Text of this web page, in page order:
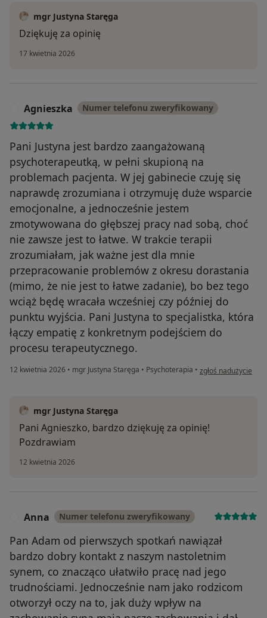
mgr Justyna Staręga
Dziękuję za opinię
17 kwietnia 2026
Agnieszka Numer telefonu zweryfikowany
Pani Justyna jest bardzo zaangażowaną
psychoterapeutką, w pełni skupioną na
problemach pacjenta. W jej gabinecie czuję się
naprawdę zrozumiana i otrzymuję duże wsparcie
emocjonalne, a jednocześnie jestem
zmotywowana do głębszej pracy nad sobą, choć
nie zawsze jest to łatwe. W trakcie terapii
zrozumiałam, jak ważne jest dla mnie
przepracowanie problemów z okresu dorastania
(mimo, że nie jest to łatwe zadanie), bo bez tego
wciąż będę wracała wcześniej czy później do
punktu wyjścia. Pani Justyna to specjalistka, która
łączy empatię z konkretnym podejściem do
procesu terapeutycznego.
12 kwietnia 2026 • mgr Justyna Staręga • Psychoterapia • w opinii
zgłoś nadużycie
mgr Justyna Staręga
Pani Agnieszko, bardzo dziękuję za opinię!
Pozdrawiam
12 kwietnia 2026
Anna Numer telefonu zweryfikowany
Pan Adam od pierwszych spotkań nawiązał
bardzo dobry kontakt z naszym nastoletnim
synem, co znacząco ułatwiło pracę nad jego
trudnościami. Jednocześnie nam jako rodzicom
otworzył oczy na to, jak duży wpływ na